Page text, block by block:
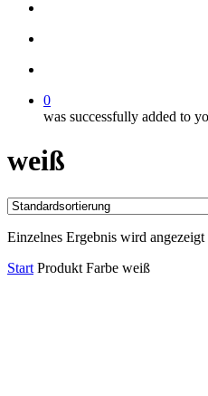
0
was successfully added to
weiß
Einzelnes Ergebnis wird angezeigt
Start Produkt Farbe weiß